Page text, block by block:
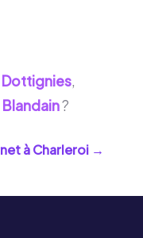
Dottignies,
Blandain?
àCharleroi →